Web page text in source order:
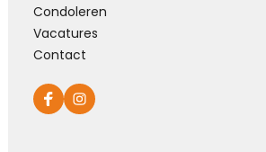
Condoleren
Vacatures
Contact